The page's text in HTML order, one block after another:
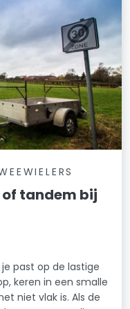
of tandem bij
past op de lastige
keren in een smalle
niet vlak is. Als de